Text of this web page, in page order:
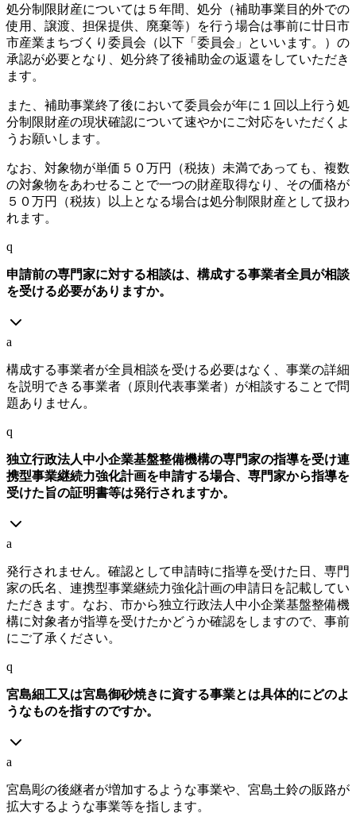
処分制限財産については５年間、処分（補助事業目的外での
使用、譲渡、担保提供、廃棄等）を行う場合は事前に廿日市
市産業まちづくり委員会（以下「委員会」といいます。）の
承認が必要となり、処分終了後補助金の返還をしていただき
ます。
また、補助事業終了後において委員会が年に１回以上行う処
分制限財産の現状確認について速やかにご対応をいただくよ
うお願いします。
なお、対象物が単価５０万円（税抜）未満であっても、複数
の対象物をあわせることで一つの財産取得なり、その価格が
５０万円（税抜）以上となる場合は処分制限財産として扱わ
れます。
q
申請前の専門家に対する相談は、構成する事業者全員が相談
を受ける必要がありますか。
a
構成する事業者が全員相談を受ける必要はなく、事業の詳細
を説明できる事業者（原則代表事業者）が相談することで問
題ありません。
q
独立行政法人中小企業基盤整備機構の専門家の指導を受け連
携型事業継続力強化計画を申請する場合、専門家から指導を
受けた旨の証明書等は発行されますか。
a
発行されません。確認として申請時に指導を受けた日、専門
家の氏名、連携型事業継続力強化計画の申請日を記載してい
ただきます。なお、市から独立行政法人中小企業基盤整備機
構に対象者が指導を受けたかどうか確認をしますので、事前
にご了承ください。
q
宮島細工又は宮島御砂焼きに資する事業とは具体的にどのよ
うなものを指すのですか。
a
宮島彫の後継者が増加するような事業や、宮島土鈴の販路が
拡大するような事業等を指します。